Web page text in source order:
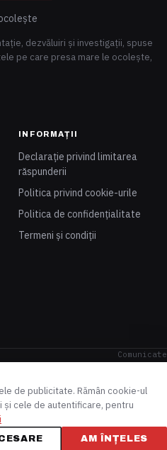
dezvăluiri și investigații, spuse
pe care presa mare le ocolește,
INFORMAȚII
Declarație privind limitarea
răspunderii
Politica privind cookie-urile
Politica de confidențialitate
Termeni și condiții
Comunicate
de publicitate. Rămân cookie-ul
și cele de autentificare, pentru
AM ÎNȚELES